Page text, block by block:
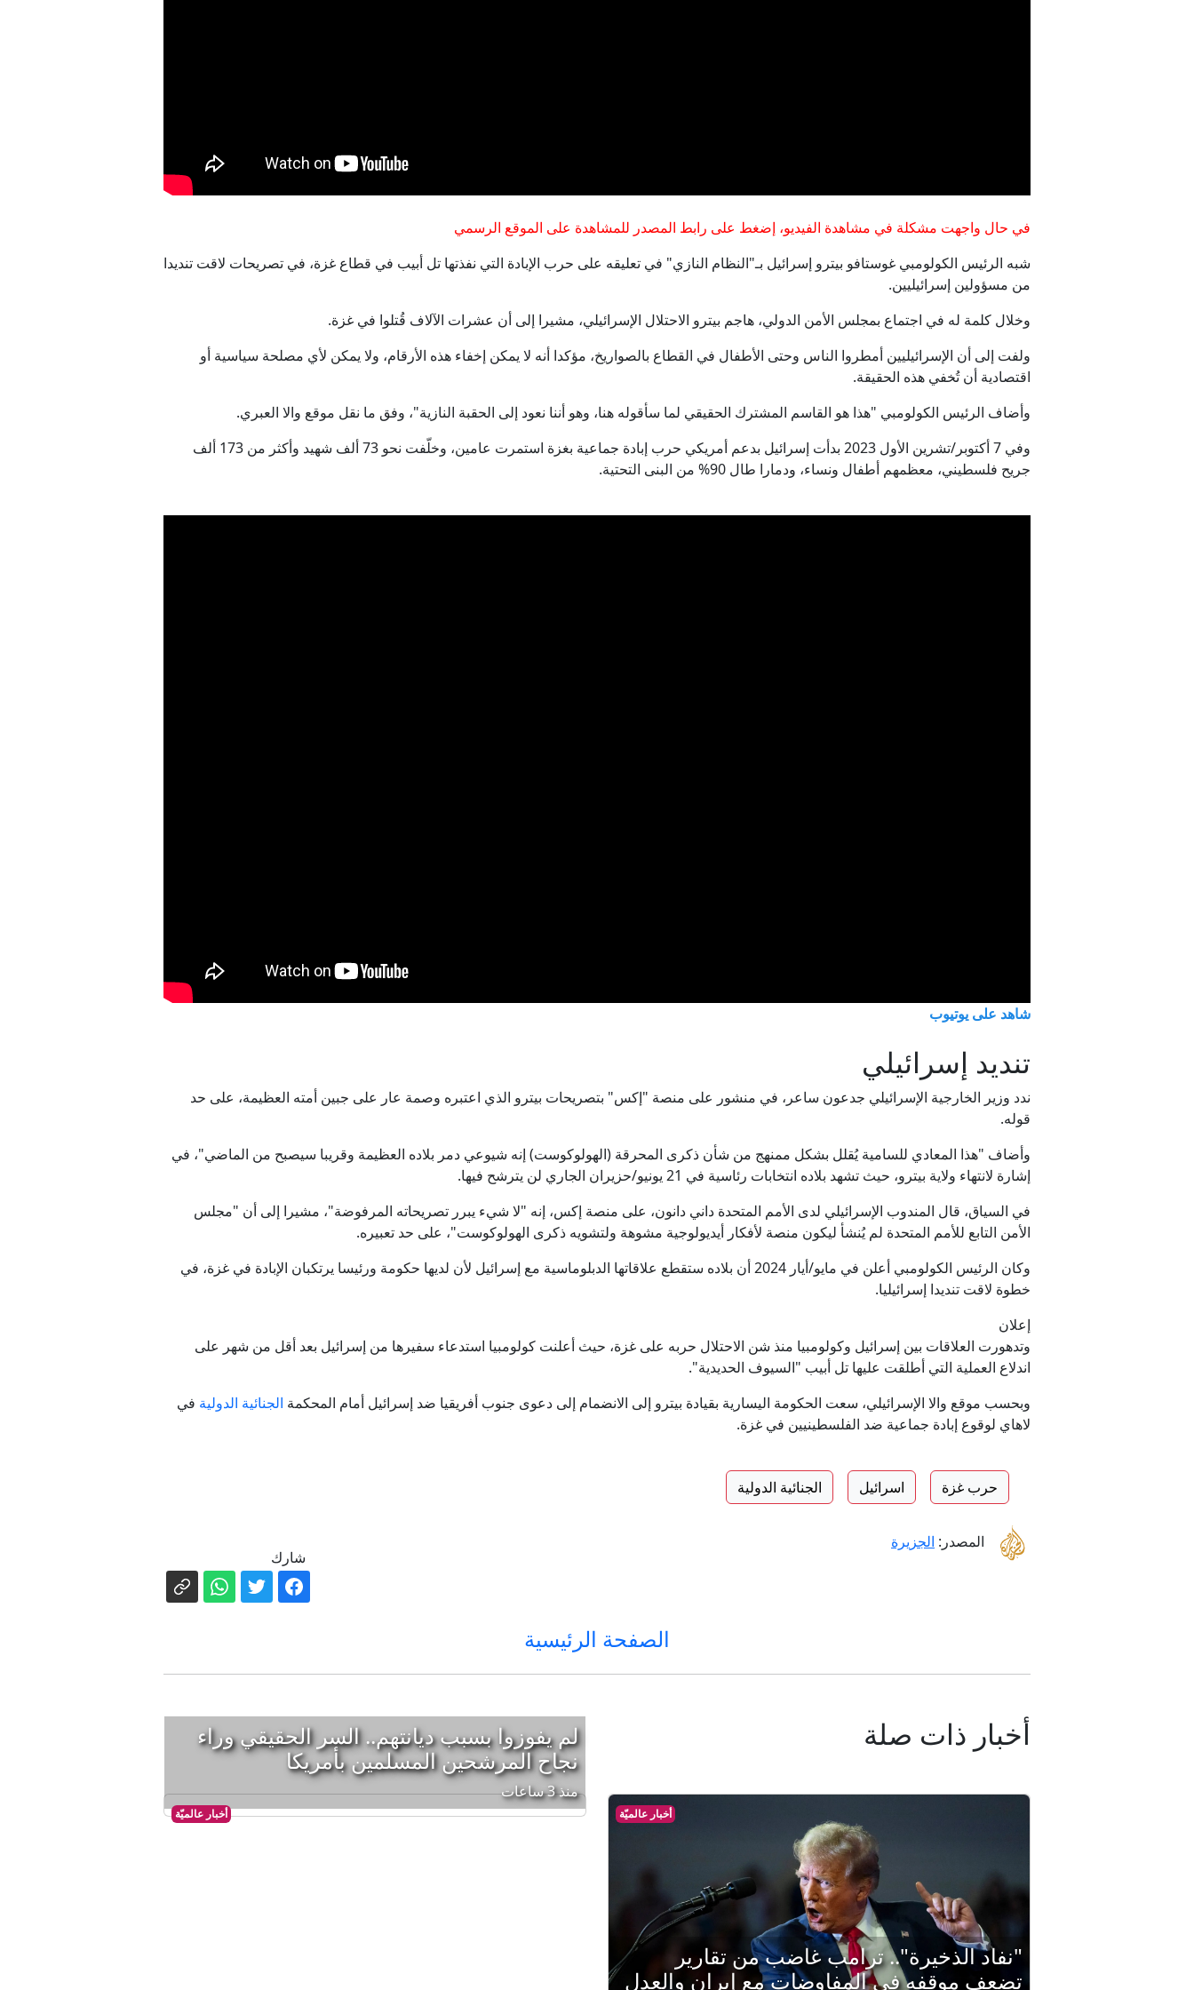
في حال واجهت مشكلة في مشاهدة الفيديو، إضغط على رابط المصدر للمشاهدة على الموقع الرسمي
شبه الرئيس الكولومبي غوستافو بيترو إسرائيل بـ"النظام النازي" في تعليقه على حرب الإبادة التي نفذتها تل أبيب في قطاع غزة، في تصريحات لاقت تنديدا
من مسؤولين إسرائيليين.
وخلال كلمة له في اجتماع بمجلس الأمن الدولي، هاجم بيترو الاحتلال الإسرائيلي، مشيرا إلى أن عشرات الآلاف قُتلوا في غزة.
ولفت إلى أن الإسرائيليين أمطروا الناس وحتى الأطفال في القطاع بالصواريخ، مؤكدا أنه لا يمكن إخفاء هذه الأرقام، ولا يمكن لأي مصلحة سياسية أو
اقتصادية أن تُخفي هذه الحقيقة.
وأضاف الرئيس الكولومبي "هذا هو القاسم المشترك الحقيقي لما سأقوله هنا، وهو أننا نعود إلى الحقبة النازية"، وفق ما نقل موقع والا العبري.
وفي 7 أكتوبر/تشرين الأول 2023 بدأت إسرائيل بدعم أمريكي حرب إبادة جماعية بغزة استمرت عامين، وخلّفت نحو 73 ألف شهيد وأكثر من 173 ألف
جريح فلسطيني، معظمهم أطفال ونساء، ودمارا طال 90% من البنى التحتية.
شاهد على يوتيوب
تنديد إسرائيلي
ندد وزير الخارجية الإسرائيلي جدعون ساعر، في منشور على منصة "إكس" بتصريحات بيترو الذي اعتبره وصمة عار على جبين أمته العظيمة، على حد
قوله.
وأضاف "هذا المعادي للسامية يُقلل بشكل ممنهج من شأن ذكرى المحرقة (الهولوكوست) إنه شيوعي دمر بلاده العظيمة وقريبا سيصبح من الماضي"، في
إشارة لانتهاء ولاية بيترو، حيث تشهد بلاده انتخابات رئاسية في 21 يونيو/حزيران الجاري لن يترشح فيها.
في السياق، قال المندوب الإسرائيلي لدى الأمم المتحدة داني دانون، على منصة إكس، إنه "لا شيء يبرر تصريحاته المرفوضة"، مشيرا إلى أن "مجلس
الأمن التابع للأمم المتحدة لم يُنشأ ليكون منصة لأفكار أيديولوجية مشوهة ولتشويه ذكرى الهولوكوست"، على حد تعبيره.
وكان الرئيس الكولومبي أعلن في مايو/أيار 2024 أن بلاده ستقطع علاقاتها الدبلوماسية مع إسرائيل لأن لديها حكومة ورئيسا يرتكبان الإبادة في غزة، في
خطوة لاقت تنديدا إسرائيليا.
إعلان
وتدهورت العلاقات بين إسرائيل وكولومبيا منذ شن الاحتلال حربه على غزة، حيث أعلنت كولومبيا استدعاء سفيرها من إسرائيل بعد أقل من شهر على
اندلاع العملية التي أطلقت عليها تل أبيب "السيوف الحديدية".
وبحسب موقع والا الإسرائيلي، سعت الحكومة اليسارية بقيادة بيترو إلى الانضمام إلى دعوى جنوب أفريقيا ضد إسرائيل أمام المحكمة الجنائية الدولية في
لاهاي لوقوع إبادة جماعية ضد الفلسطينيين في غزة.
حرب غزة اسرائيل الجنائية الدولية
المصدر: الجزيرة
شارك
الصفحة الرئيسية
أخبار ذات صلة
أخبار عالميّة
"نفاد الذخيرة".. ترامب غاضب من تقارير
تضعف موقفه في المفاوضات مع إيران والعدل
أخبار عالميّة
لم يفوزوا بسبب ديانتهم.. السر الحقيقي وراء
نجاح المرشحين المسلمين بأمريكا
منذ 3 ساعات